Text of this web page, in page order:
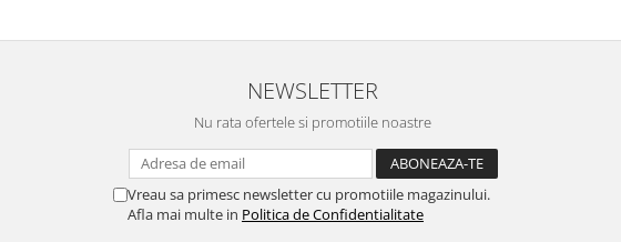
NEWSLETTER
Nu rata ofertele si promotiile noastre
Vreau sa primesc newsletter cu promotiile magazinului.
Afla mai multe in Politica de Confidentialitate